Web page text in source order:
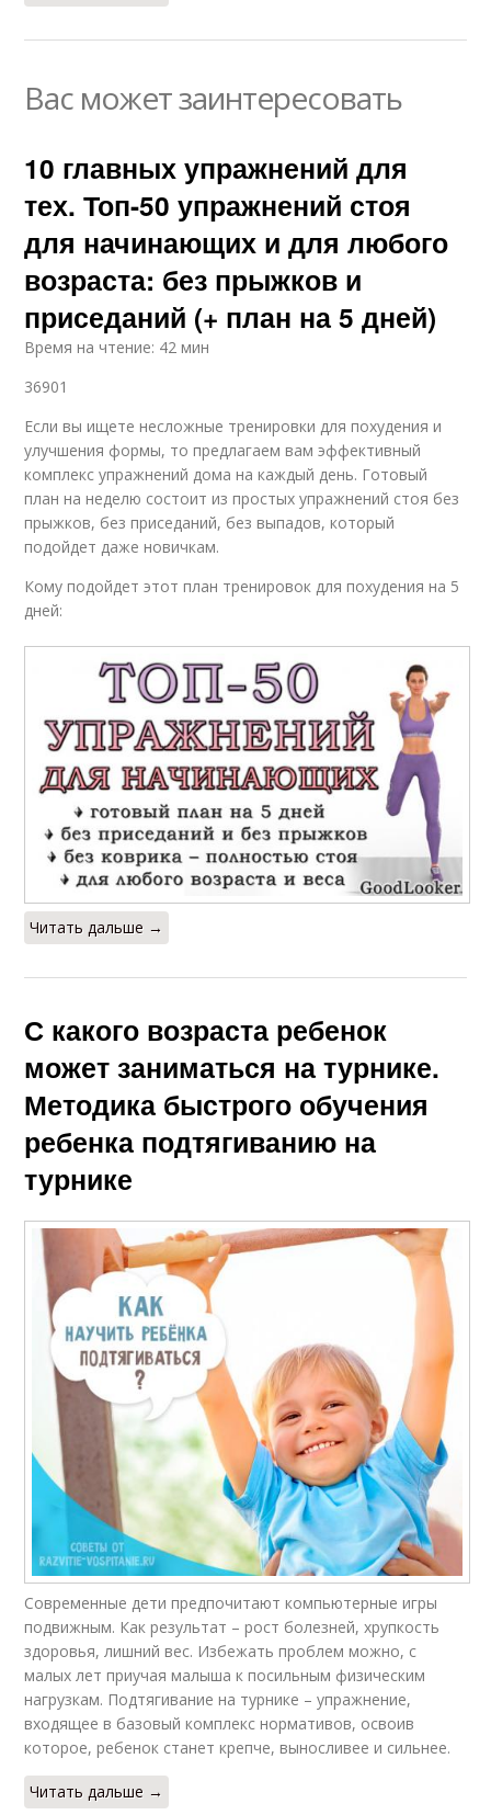
Вас может заинтересовать
10 главных упражнений для
тех. Топ-50 упражнений стоя
для начинающих и для любого
возраста: без прыжков и
приседаний (+ план на 5 дней)
Время на чтение: 42 мин
36901
Если вы ищете несложные тренировки для похудения и
улучшения формы, то предлагаем вам эффективный
комплекс упражнений дома на каждый день. Готовый
план на неделю состоит из простых упражнений стоя без
прыжков, без приседаний, без выпадов, который
подойдет даже новичкам.
Кому подойдет этот план тренировок для похудения на 5
дней:
Читать дальше →
С какого возраста ребенок
может заниматься на турнике.
Методика быстрого обучения
ребенка подтягиванию на
турнике
Современные дети предпочитают компьютерные игры
подвижным. Как результат – рост болезней, хрупкость
здоровья, лишний вес. Избежать проблем можно, с
малых лет приучая малыша к посильным физическим
нагрузкам. Подтягивание на турнике – упражнение,
входящее в базовый комплекс нормативов, освоив
которое, ребенок станет крепче, выносливее и сильнее.
Читать дальше →